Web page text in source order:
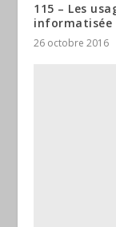
115 – Les
informatisée
26 octobre 2016